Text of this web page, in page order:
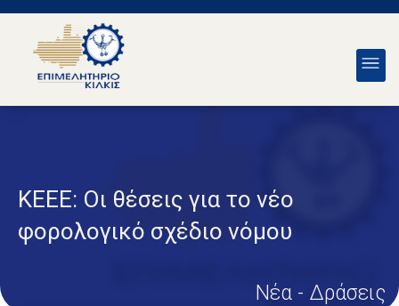
ΚΕΕΕ: Οι θέσεις για το νέο
φορολογικό σχέδιο νόμου
Νέα - Δράσεις